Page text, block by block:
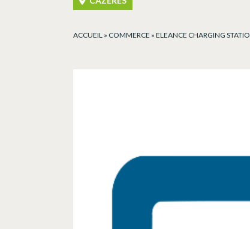
ACCUEIL » COMMERCE » ELEANCE CHARGING